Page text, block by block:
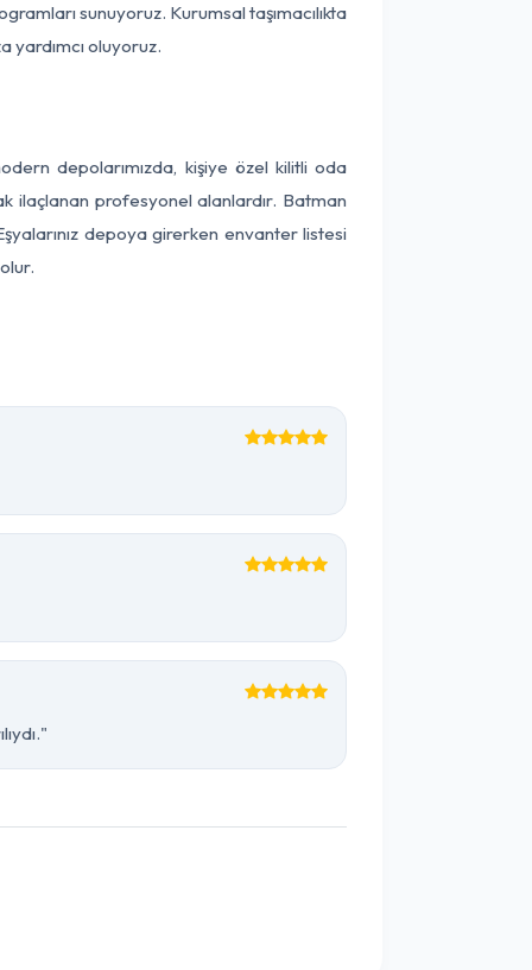
sunuyoruz. Kurumsal taşımacılıkta
yardımcı oluyoruz.
depolarımızda, kişiye özel kilitli oda
ilaçlanan profesyonel alanlardır. Batman
depoya girerken envanter listesi